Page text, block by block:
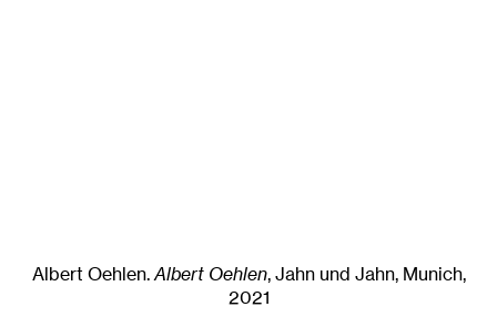
Albert Oehlen.Albert Oehlen, Jahn und Jahn, Munich,
2021